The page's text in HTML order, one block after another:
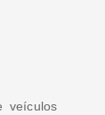
veículos